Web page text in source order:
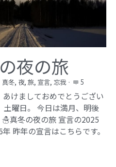
夜の旅
真冬, 夜, 旅, 宣言, 忘我· 5
けましておめでとうござい
土曜日。 今日は満月、明後
☃️真冬の夜の旅 宣言の2025
昨年の宣言はこちらです。